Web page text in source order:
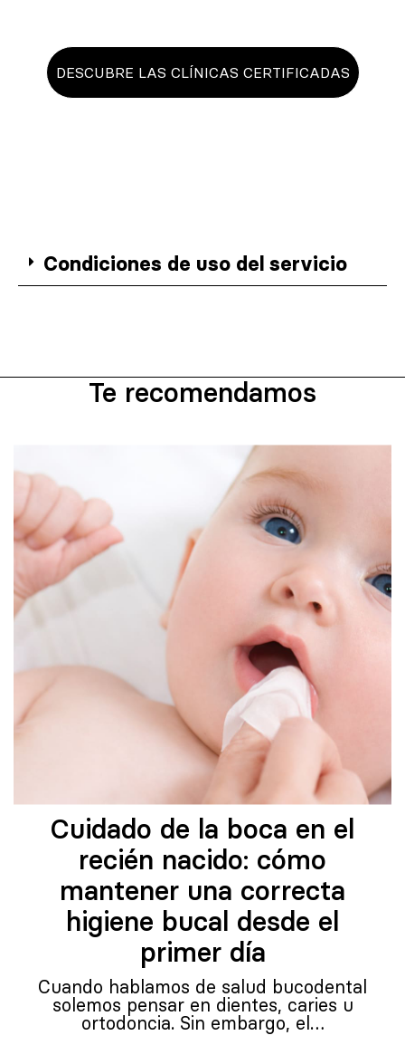
DESCUBRE LAS CLÍNICAS CERTIFICADAS
Condiciones de uso del servicio
Te recomendamos
Cuidado de la boca en el
recién nacido: cómo
mantener una correcta
higiene bucal desde el
primer día
Cuando hablamos de salud bucodental
solemos pensar en dientes, caries u
ortodoncia. Sin embargo, el…